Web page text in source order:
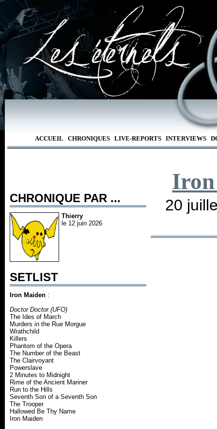
ACCUEIL CHRONIQUES LIVE-REPORTS INTERVIEWS
CHRONIQUE PAR ...
Thierry
le 12 juin 2026
SETLIST
Iron Maiden :
Doctor Doctor (UFO)
The Ides of March
Murders in the Rue Morgue
Wrathchild
Killers
Phantom of the Opera
The Number of the Beast
The Clairvoyant
Powerslave
2 Minutes to Midnight
Rime of the Ancient Mariner
Run to the Hills
Seventh Son of a Seventh Son
The Trooper
Hallowed Be Thy Name
Iron Maiden
20